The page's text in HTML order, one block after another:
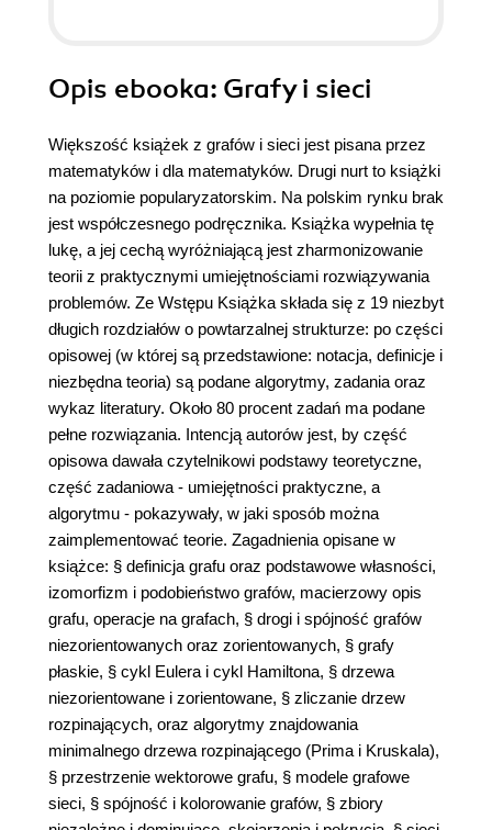
Opis ebooka: Grafy i sieci
Większość książek z grafów i sieci jest pisana przez
matematyków i dla matematyków. Drugi nurt to książki
na poziomie popularyzatorskim. Na polskim rynku brak
jest współczesnego podręcznika. Książka wypełnia tę
lukę, a jej cechą wyróżniającą jest zharmonizowanie
teorii z praktycznymi umiejętnościami rozwiązywania
problemów. Ze Wstępu Książka składa się z 19 niezbyt
długich rozdziałów o powtarzalnej strukturze: po części
opisowej (w której są przedstawione: notacja, definicje i
niezbędna teoria) są podane algorytmy, zadania oraz
wykaz literatury. Około 80 procent zadań ma podane
pełne rozwiązania. Intencją autorów jest, by część
opisowa dawała czytelnikowi podstawy teoretyczne,
część zadaniowa - umiejętności praktyczne, a
algorytmu - pokazywały, w jaki sposób można
zaimplementować teorie. Zagadnienia opisane w
książce: § definicja grafu oraz podstawowe własności,
izomorfizm i podobieństwo grafów, macierzowy opis
grafu, operacje na grafach, § drogi i spójność grafów
niezorientowanych oraz zorientowanych, § grafy
płaskie, § cykl Eulera i cykl Hamiltona, § drzewa
niezorientowane i zorientowane, § zliczanie drzew
rozpinających, oraz algorytmy znajdowania
minimalnego drzewa rozpinającego (Prima i Kruskala),
§ przestrzenie wektorowe grafu, § modele grafowe
sieci, § spójność i kolorowanie grafów, § zbiory